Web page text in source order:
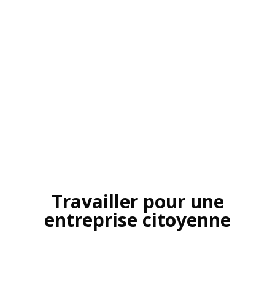
Travailler pour une
entreprise citoyenne